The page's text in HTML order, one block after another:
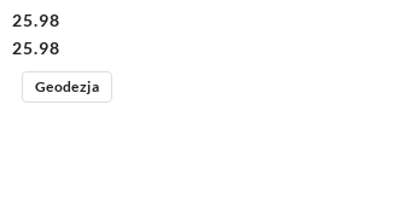
Cena:
25.98
Cena:
25.98
Geodezja